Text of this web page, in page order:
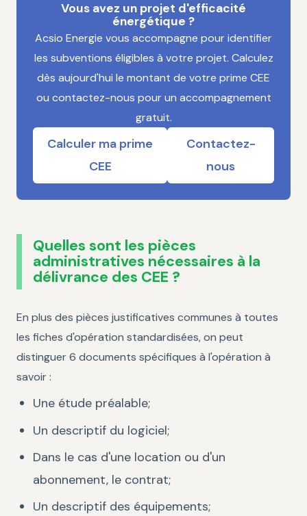
Vous avez un projet d'efficacité
énergétique ?
Acsio Energie vous accompagne pour identifier
les subventions éligibles à votre projet. Calculez
dès aujourd'hui le montant de votre prime CEE
ou contactez-nous pour un accompagnement
gratuit.
Calculer ma prime
CEE
Contactez-
nous
Quelles sont les pièces
administratives nécessaires à la
délivrance des CEE ?
En plus des pièces justificatives communes à toutes
les fiches d'opération standardisées, on peut
distinguer 6 documents spécifiques à l'opération à
savoir :
Une étude préalable;
Un descriptif du logiciel;
Dans le cas d'une location ou d'un
abonnement, le contrat;
Un descriptif des équipements;